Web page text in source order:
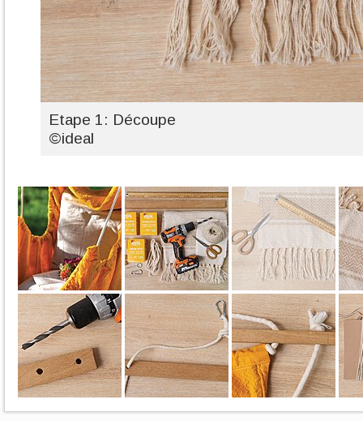
Etape 1: Découpe
©ideal